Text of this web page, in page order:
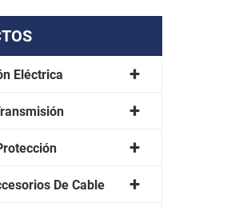
Eléctrica
De Cable